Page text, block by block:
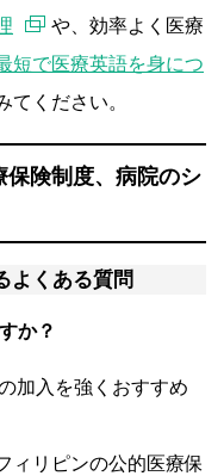
や、効率よく医療
短で医療英語を身につ
てください。
保険制度、病院のシ
よくある質問
か？
加入を強くおすすめ
ィリピンの公的医療保